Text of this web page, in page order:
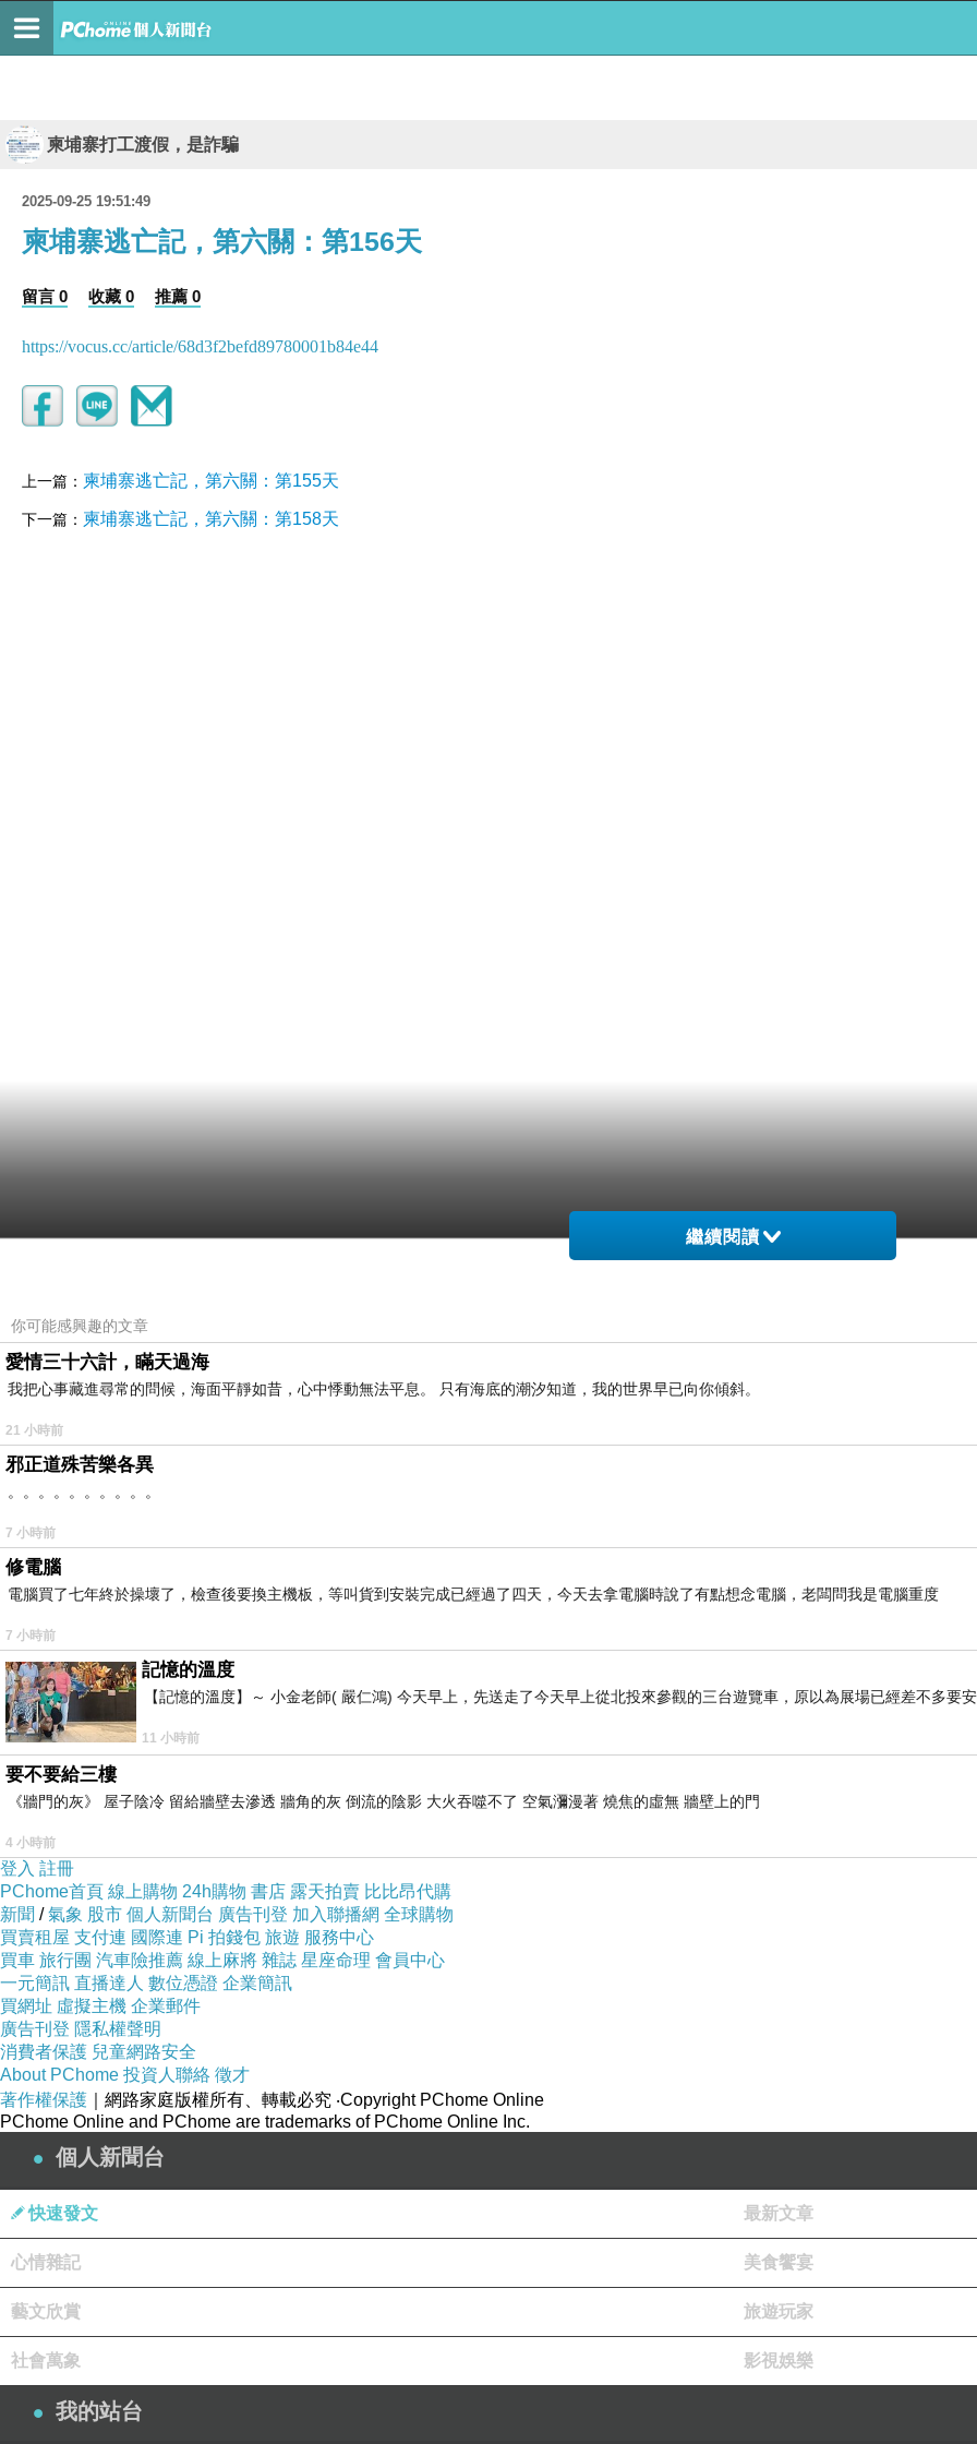
柬埔寨打工渡假，是詐騙
2025-09-25 19:51:49
柬埔寨逃亡記，第六關：第156天
留言 0 收藏 0 推薦 0
https://vocus.cc/article/68d3f2befd89780001b84e44
上一篇： 柬埔寨逃亡記，第六關：第155天
下一篇： 柬埔寨逃亡記，第六關：第158天
繼續閱讀
你可能感興趣的文章
愛情三十六計，瞞天過海
我把心事藏進尋常的問候，海面平靜如昔，心中悸動無法平息。 只有海底的潮汐知道，我的世界早已向你傾斜。
21 小時前
邪正道殊苦樂各異
。。。。。。。。。。
7 小時前
修電腦
電腦買了七年終於操壞了，檢查後要換主機板，等叫貨到安裝完成已經過了四天，今天去拿電腦時說了有點想念電腦，老闆問我是電腦重度
7 小時前
記憶的溫度
【記憶的溫度】～ 小金老師( 嚴仁鴻) 今天早上，先送走了今天早上從北投來參觀的三台遊覽車，原以為展場已經差不多要
11 小時前
要不要給三樓
《牆門的灰》 屋子陰冷 留給牆壁去滲透 牆角的灰 倒流的陰影 大火吞噬不了 空氣瀰漫著 燒焦的虛無 牆壁上的門
4 小時前
登入 註冊
PChome首頁 線上購物 24h購物 書店 露天拍賣 比比昂代購
新聞 /氣象 股市 個人新聞台 廣告刊登 加入聯播網 全球購物
買賣租屋 支付連 國際連 Pi 拍錢包 旅遊 服務中心
買車 旅行團 汽車險推薦 線上麻將 雜誌 星座命理 會員中心
一元簡訊 直播達人 數位憑證 企業簡訊
買網址 虛擬主機 企業郵件
廣告刊登 隱私權聲明
消費者保護 兒童網路安全
About PChome 投資人聯絡 徵才
著作權保護 ｜網路家庭版權所有、轉載必究 ‧Copyright PChome Online
PChome Online and PChome are trademarks of PChome Online Inc.
個人新聞台
快速發文 最新文章
心情雜記 美食饗宴
藝文欣賞 旅遊玩家
社會萬象 影視娛樂
我的站台